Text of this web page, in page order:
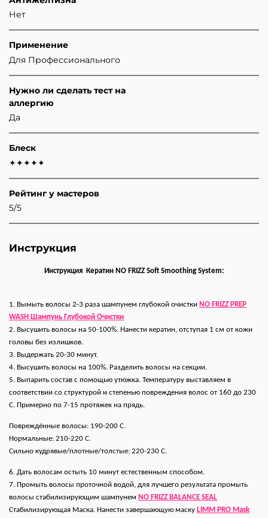
Нет
Применение
Для Профессионального
Нужно ли сделать тест на
аллергию
Да
Блеск
✦✦✦✦✦
Рейтинг у мастеров
5/5
Инструкция
Инструкция Кератин NO FRIZZ Soft Smoothing System:
1. Вымыть волосы 2-3 раза шампунем глубокой очистки NO FRIZZ PREP
WASH Шампунь Глубокой Очистки
2. Высушить волосы на 50-100%. Нанести кератин, отступая 1 см от кожи
головы без излишков.
3. Выдержать 20-30 минут.
4. Высушить волосы на 100%. Разделить волосы на секции.
5. Выпарить состав с помощью утюжка. Температуру выставляем в
соответствии со структурой и степенью повреждения волос от 160 до 230
С. Примерно по 7-15 протяжек на прядь.
Повреждённые волосы: 190-200 С.
Нормальные: 210-220 С.
Сильно кудрявые/плотные/толстые: 220-230 С.
6. Дать волосам остыть 10 минут естественным способом.
7. Промыть волосы проточной водой, для лучшего результата промыть
волосы стабилизирующим шампунем NO FRIZZ BALANCE SEAL
Стабилизирующая Маска. Нанести завершающую маску LIMM PRO Mask